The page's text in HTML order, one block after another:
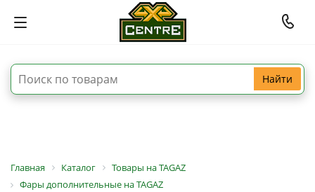
Найти
Главная Каталог
Товары на TAGAZ
Фары дополнительные на TAGAZ